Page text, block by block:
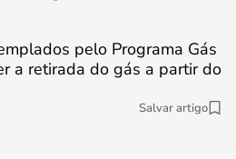
pelo Programa Gás
a retirada do gás a partir do
Salvar artigo